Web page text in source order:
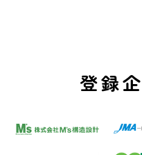
登録